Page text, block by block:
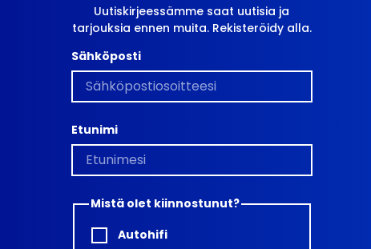
Uutiskirjeessämme saat uutisia ja
tarjouksia ennen muita. Rekisteröidy alla.
Sähköposti
Etunimi
Mistä olet kiinnostunut?
Autohifi